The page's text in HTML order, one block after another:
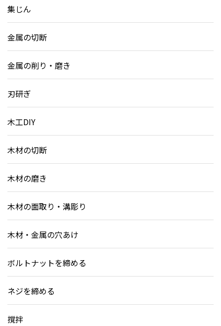
集じん
金属の切断
金属の削り・磨き
刃研ぎ
木工DIY
木材の切断
木材の磨き
木材の面取り・溝彫り
木材・金属の穴あけ
ボルトナットを締める
ネジを締める
撹拌